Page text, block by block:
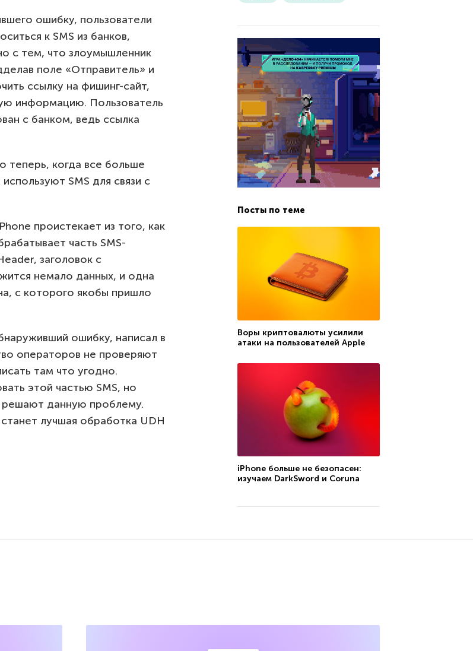
ошибку, пользователи
к SMS из банков,
с тем, что злоумышленник
поле «Отправитель» и
ссылку на фишинг-сайт,
информацию. Пользователь
с банком, ведь ссылка
теперь, когда все больше
SMS для связи с
проистекает из того, как
часть SMS-
заголовок с
немало данных, и одна
с которого якобы пришло
ошибку, написал в
операторов не проверяют
там что угодно.
этой частью SMS, но
решают данную проблему.
лучшая обработка UDH
Посты по теме
Воры криптовалюты усилили
атаки на пользователей Apple
iPhone больше не безопасен:
изучаем DarkSword и Coruna